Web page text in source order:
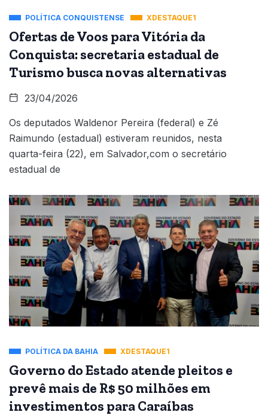
POLÍTICA CONQUISTENSE XDESTAQUE1
Ofertas de Voos para Vitória da
Conquista: secretaria estadual de
Turismo busca novas alternativas
23/04/2026
Os deputados Waldenor Pereira (federal) e Zé
Raimundo (estadual) estiveram reunidos, nesta
quarta-feira (22), em Salvador,com o secretário
estadual de
POLÍTICA DA BAHIA XDESTAQUE1
Governo do Estado atende pleitos e
prevê mais de R$ 50 milhões em
investimentos para Caraíbas